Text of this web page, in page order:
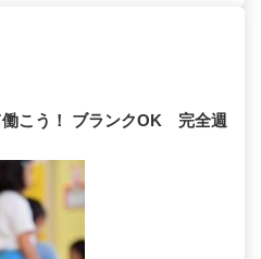
こう！ ブランクOK 完全週